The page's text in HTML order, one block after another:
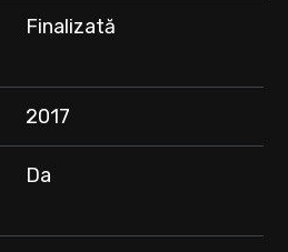
Finalizată
2017
Da